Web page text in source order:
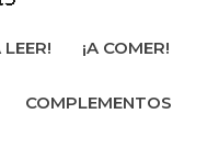
LEER! ¡A COMER!
COMPLEMENTOS